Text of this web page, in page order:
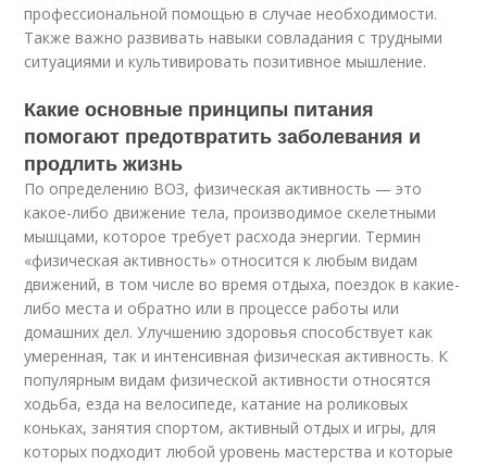
профессиональной помощью в случае необходимости.
Также важно развивать навыки совладания с трудными
ситуациями и культивировать позитивное мышление.
Какие основные принципы питания
помогают предотвратить заболевания и
продлить жизнь
По определению ВОЗ, физическая активность — это
какое-либо движение тела, производимое скелетными
мышцами, которое требует расхода энергии. Термин
«физическая активность» относится к любым видам
движений, в том числе во время отдыха, поездок в какие-
либо места и обратно или в процессе работы или
домашних дел. Улучшению здоровья способствует как
умеренная, так и интенсивная физическая активность. К
популярным видам физической активности относятся
ходьба, езда на велосипеде, катание на роликовых
коньках, занятия спортом, активный отдых и игры, для
которых подходит любой уровень мастерства и которые